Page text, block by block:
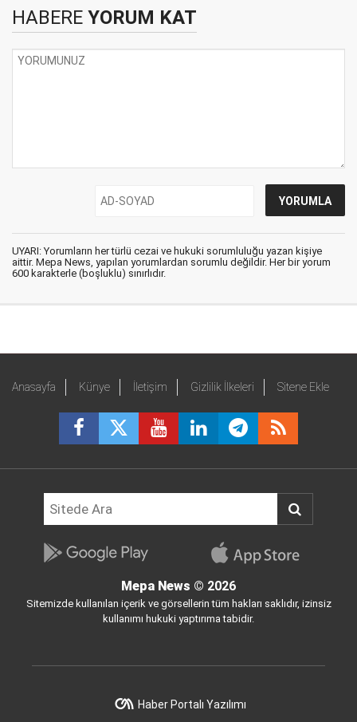
HABERE YORUM KAT
UYARI: Yorumların her türlü cezai ve hukuki sorumluluğu yazan kişiye
aittir. Mepa News, yapılan yorumlardan sorumlu değildir. Her bir yorum
600 karakterle (boşluklu) sınırlıdır.
Anasayfa Künye İletişim Gizlilik İlkeleri Sitene Ekle
Mepa News © 2026
Sitemizde kullanılan içerik ve görsellerin tüm hakları saklıdır, izinsiz
kullanımı hukuki yaptırıma tabidir.
Haber Portalı Yazılımı